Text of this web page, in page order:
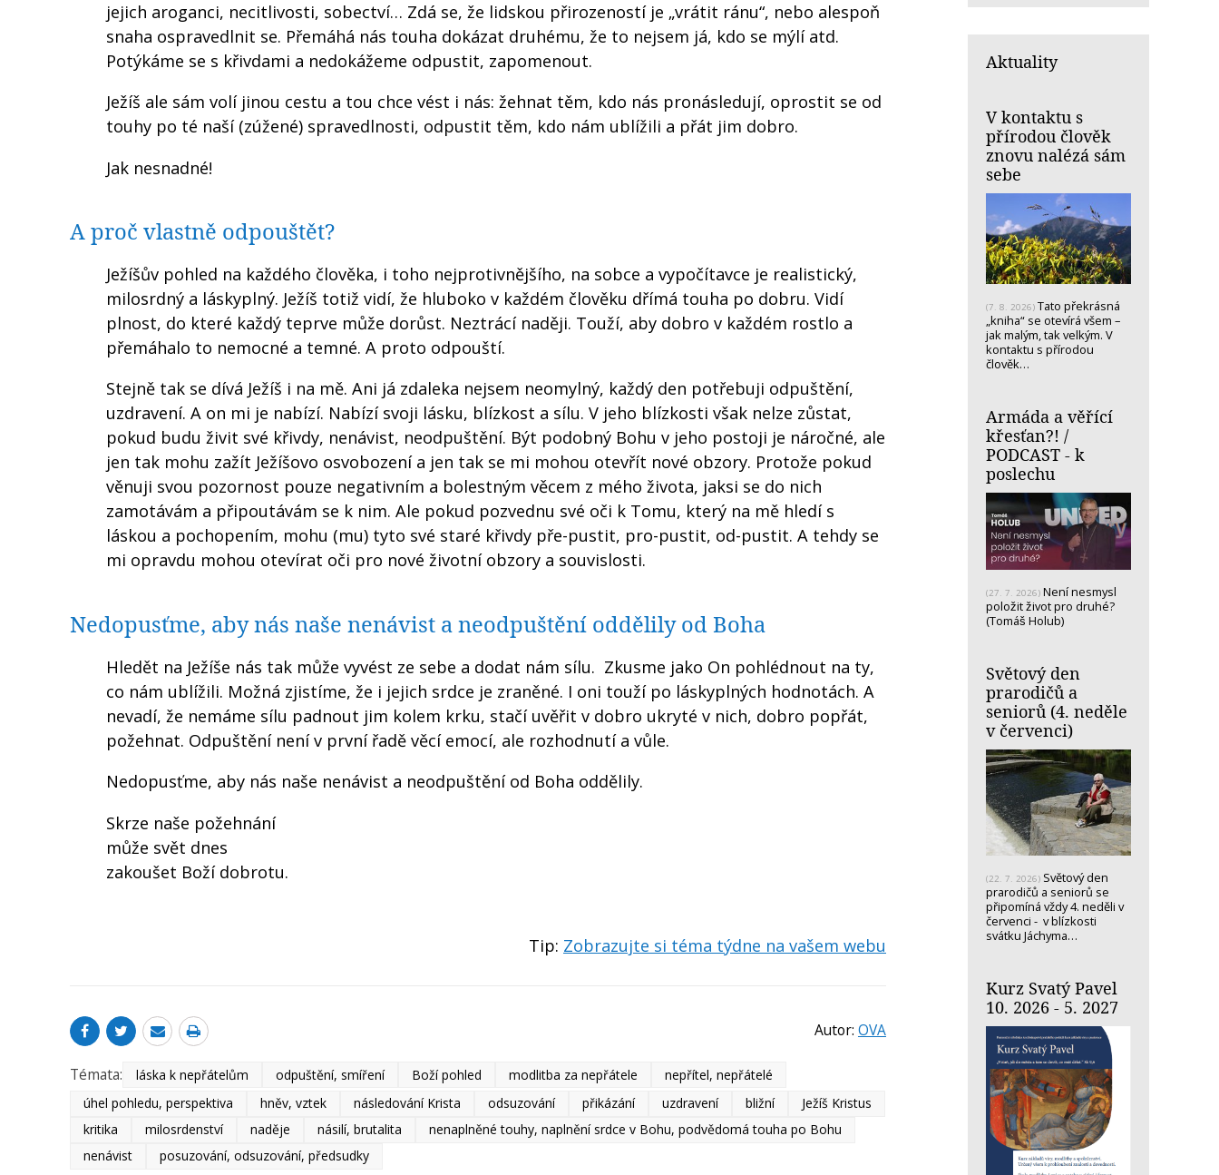
jejich aroganci, necitlivosti, sobectví… Zdá se, že lidskou přirozeností je „vrátit ránu“, nebo alespoň
snaha ospravedlnit se. Přemáhá nás touha dokázat druhému, že to nejsem já, kdo se mýlí atd.
Potýkáme se s křivdami a nedokážeme odpustit, zapomenout.
Ježíš ale sám volí jinou cestu a tou chce vést i nás: žehnat těm, kdo nás pronásledují, oprostit se od
touhy po té naší (zúžené) spravedlnosti, odpustit těm, kdo nám ublížili a přát jim dobro.
Jak nesnadné!
A proč vlastně odpouštět?
Ježíšův pohled na každého člověka, i toho nejprotivnějšího, na sobce a vypočítavce je realistický,
milosrdný a láskyplný. Ježíš totiž vidí, že hluboko v každém člověku dřímá touha po dobru. Vidí
plnost, do které každý teprve může dorůst. Neztrácí naději. Touží, aby dobro v každém rostlo a
přemáhalo to nemocné a temné. A proto odpouští.
Stejně tak se dívá Ježíš i na mě. Ani já zdaleka nejsem neomylný, každý den potřebuji odpuštění,
uzdravení. A on mi je nabízí. Nabízí svoji lásku, blízkost a sílu. V jeho blízkosti však nelze zůstat,
pokud budu živit své křivdy, nenávist, neodpuštění. Být podobný Bohu v jeho postoji je náročné, ale
jen tak mohu zažít Ježíšovo osvobození a jen tak se mi mohou otevřít nové obzory. Protože pokud
věnuji svou pozornost pouze negativním a bolestným věcem z mého života, jaksi se do nich
zamotávám a připoutávám se k nim. Ale pokud pozvednu své oči k Tomu, který na mě hledí s
láskou a pochopením, mohu (mu) tyto své staré křivdy pře-pustit, pro-pustit, od-pustit. A tehdy se
mi opravdu mohou otevírat oči pro nové životní obzory a souvislosti.
Nedopusťme, aby nás naše nenávist a neodpuštění oddělily od Boha
Hledět na Ježíše nás tak může vyvést ze sebe a dodat nám sílu. Zkusme jako On pohlédnout na ty,
co nám ublížili. Možná zjistíme, že i jejich srdce je zraněné. I oni touží po láskyplných hodnotách. A
nevadí, že nemáme sílu padnout jim kolem krku, stačí uvěřit v dobro ukryté v nich, dobro popřát,
požehnat. Odpuštění není v první řadě věcí emocí, ale rozhodnutí a vůle.
Nedopusťme, aby nás naše nenávist a neodpuštění od Boha oddělily.
Skrze naše požehnání
může svět dnes
zakoušet Boží dobrotu.
Tip: Zobrazujte si téma týdne na vašem webu
Autor: OVA
Témata: láska k nepřátelům odpuštění, smíření Boží pohled modlitba za nepřátele
nepřítel, nepřátelé
úhel pohledu, perspektiva
hněv, vztek následování Krista odsuzování přikázání uzdravení bližní
Ježíš Kristus
kritika
milosrdenství naděje násilí, brutalita
nenaplněné touhy, naplnění srdce v Bohu, podvědomá touha po Bohu
nenávist
posuzování, odsuzování, předsudky
Aktuality
V kontaktu s
přírodou člověk
znovu nalézá sám
sebe
(7. 8. 2026) Tato překrásná
„kniha“ se otevírá všem –
jak malým, tak velkým. V
kontaktu s přírodou
člověk…
Armáda a věřící
křesťan?! /
PODCAST - k
poslechu
(27. 7. 2026) Není nesmysl
položit život pro druhé?
(Tomáš Holub)
Světový den
prarodičů a
seniorů (4. neděle
v červenci)
(22. 7. 2026) Světový den
prarodičů a seniorů se
připomíná vždy 4. neděli v
červenci - v blízkosti
svátku Jáchyma…
Kurz Svatý Pavel
10. 2026 - 5. 2027